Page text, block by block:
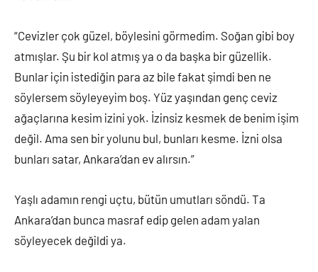
“Cevizler çok güzel, böylesini görmedim. Soğan gibi boy
atmışlar. Şu bir kol atmış ya o da başka bir güzellik.
Bunlar için istediğin para az bile fakat şimdi ben ne
söylersem söyleyeyim boş. Yüz yaşından genç ceviz
ağaçlarına kesim izini yok. İzinsiz kesmek de benim işim
değil. Ama sen bir yolunu bul, bunları kesme. İzni olsa
bunları satar, Ankara’dan ev alırsın.”
Yaşlı adamın rengi uçtu, bütün umutları söndü. Ta
Ankara’dan bunca masraf edip gelen adam yalan
söyleyecek değildi ya.